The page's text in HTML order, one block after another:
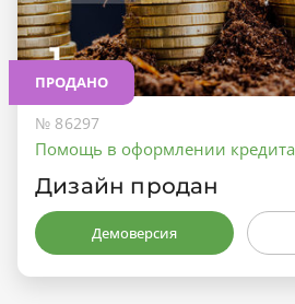
ПРОДАНО
№ 86297
Помощь в оформлении кредита
Дизайн продан
Демоверсия